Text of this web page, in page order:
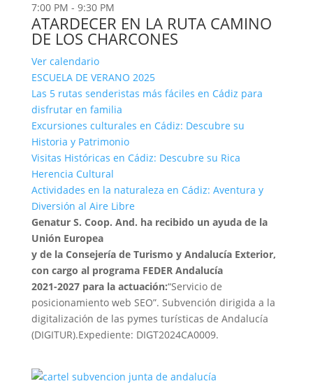
7:00 PM - 9:30 PM
ATARDECER EN LA RUTA CAMINO
DE LOS CHARCONES
Ver calendario
ESCUELA DE VERANO 2025
Las 5 rutas senderistas más fáciles en Cádiz para
disfrutar en familia
Excursiones culturales en Cádiz: Descubre su
Historia y Patrimonio
Visitas Históricas en Cádiz: Descubre su Rica
Herencia Cultural
Actividades en la naturaleza en Cádiz: Aventura y
Diversión al Aire Libre
Genatur S. Coop. And. ha recibido un ayuda de la
Unión Europea
y de la Consejería de Turismo y Andalucía Exterior,
con cargo al programa FEDER Andalucía
2021-2027 para la actuación:“Servicio de
posicionamiento web SEO”. Subvención dirigida a la
digitalización de las pymes turísticas de Andalucía
(DIGITUR).Expediente: DIGT2024CA0009.